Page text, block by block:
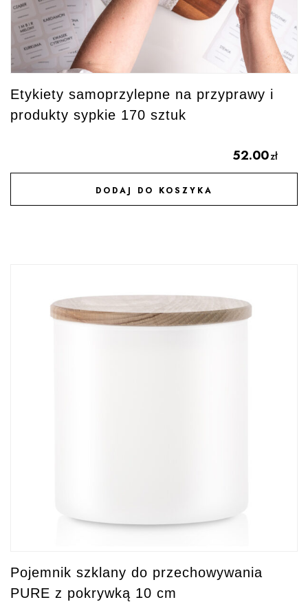
Etykiety samoprzylepne na przyprawy i
produkty sypkie 170 sztuk
52.00zł
DODAJ DO KOSZYKA
DODAJ DO ULUBIONYCH
Pojemnik szklany do przechowywania
PURE z pokrywką 10 cm